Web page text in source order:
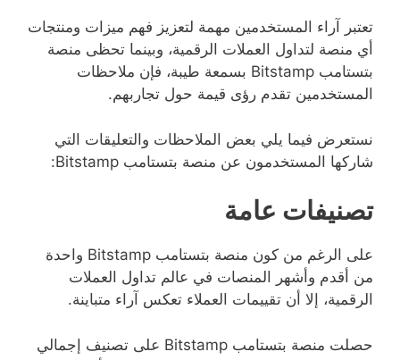
تعتبر آراء المستخدمين مهمة لتعزيز فهم ميزات ومنتجات
أي منصة لتداول العملات الرقمية، وبينما تحظى منصة
بتستامب Bitstamp بسمعة طيبة، فإن ملاحظات
المستخدمين تقدم رؤى قيمة حول تجاربهم.
نستعرض فيما يلي بعض الملاحظات والتعليقات التي
شاركها المستخدمون عن منصة بتستامب Bitstamp:
تصنيفات عامة
على الرغم من كون منصة بتستامب Bitstamp واحدة
من أقدم وأشهر المنصات في عالم تداول العملات
الرقمية، إلا أن تقييمات العملاء تعكس آراء متباينة.
حصلت منصة بتستامب Bitstamp على تصنيف إجمالي